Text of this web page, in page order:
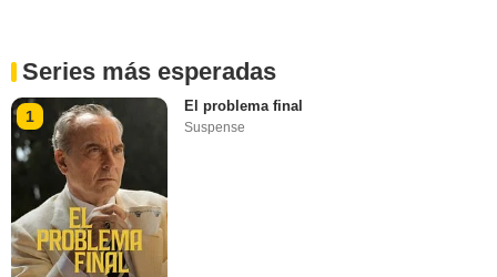
Series más esperadas
1
El problema final
Suspense